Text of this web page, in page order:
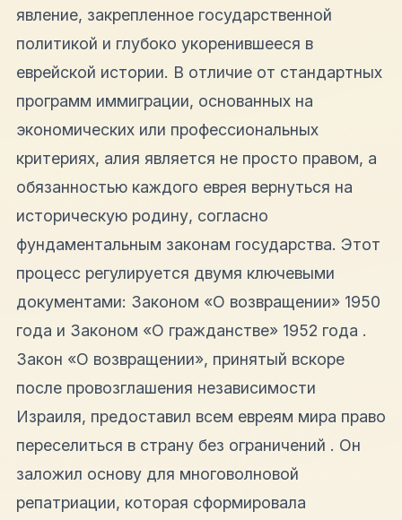
явление, закрепленное государственной
политикой и глубоко укоренившееся в
еврейской истории. В отличие от стандартных
программ иммиграции, основанных на
экономических или профессиональных
критериях, алия является не просто правом, а
обязанностью каждого еврея вернуться на
историческую родину, согласно
фундаментальным законам государства. Этот
процесс регулируется двумя ключевыми
документами: Законом «О возвращении» 1950
года и Законом «О гражданстве» 1952 года .
Закон «О возвращении», принятый вскоре
после провозглашения независимости
Израиля, предоставил всем евреям мира право
переселиться в страну без ограничений . Он
заложил основу для многоволновой
репатриации, которая сформировала